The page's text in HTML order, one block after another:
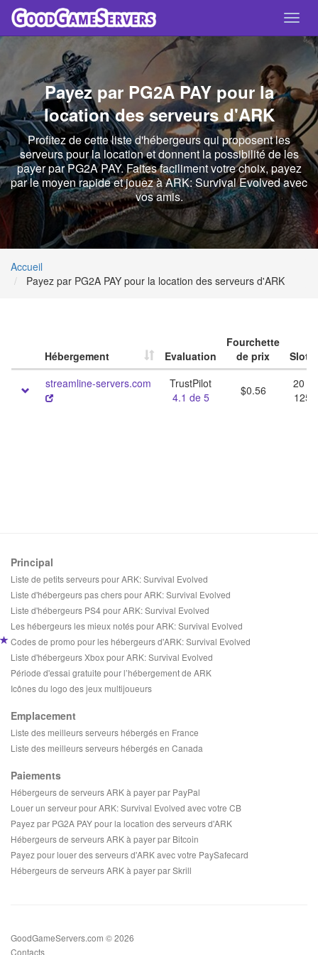
Payez par PG2A PAY pour la
location des serveurs d'ARK
Profitez de cette liste d'hébergeurs qui proposent les
serveurs pour la location et donnent la possibilité de les
payer par PG2A PAY. Faites faciliment votre choix, payez
par le moyen rapide et jouez à ARK: Survival Evolved avec
vos amis.
Accueil
Payez par PG2A PAY pour la location des serveurs d'ARK
Hébergement Evaluation
Fourchette
de prix
Slots
streamline-servers.com
TrustPilot
4.1 de 5
$0.56
20 -
125
Principal
Liste de petits serveurs pour ARK: Survival Evolved
Liste d'hébergeurs pas chers pour ARK: Survival Evolved
Liste d'hébergeurs PS4 pour ARK: Survival Evolved
Les hébergeurs les mieux notés pour ARK: Survival Evolved
Codes de promo pour les hébergeurs d'ARK: Survival Evolved
Liste d'hébergeurs Xbox pour ARK: Survival Evolved
Période d'essai gratuite pour l’hébergement de ARK
Icônes du logo des jeux multijoueurs
Emplacement
Liste des meilleurs serveurs hébergés en France
Liste des meilleurs serveurs hébergés en Canada
Paiements
Hébergeurs de serveurs ARK à payer par PayPal
Louer un serveur pour ARK: Survival Evolved avec votre CB
Payez par PG2A PAY pour la location des serveurs d'ARK
Hébergeurs de serveurs ARK à payer par Bitcoin
Payez pour louer des serveurs d'ARK avec votre PaySafecard
Hébergeurs de serveurs ARK à payer par Skrill
GoodGameServers.com © 2026
Contacts